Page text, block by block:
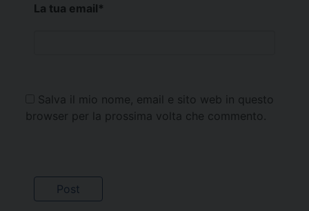
La tua email*
Salva il mio nome, email e sito web in questo
browser per la prossima volta che commento.